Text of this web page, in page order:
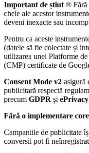
Important de știut® Fără
cheie ale acestor
deveni inexacte sau
Pentru ca aceste
(datele să fie colectate și
utilizarea unei Platforme
(CMP) certificate de
Consent Mode v2 asigură
publicitară respectă
precum GDPR și ePrivacy
Fără o implementare
Campaniile de publicitate
conversii pot fi